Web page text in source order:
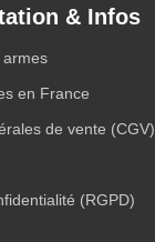
& Infos
armes
en France
de vente (CGV)
(RGPD)